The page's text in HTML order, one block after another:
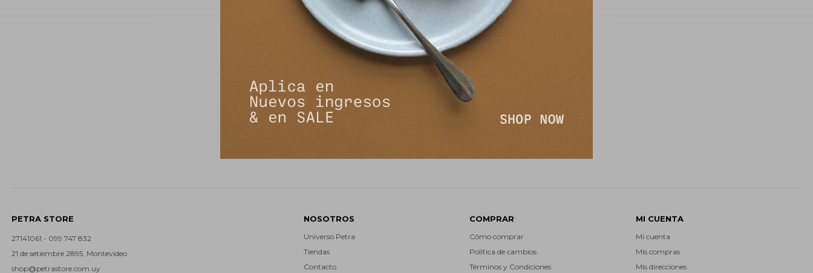
PETRA STORE
27141061 - 099 747 832
21 de setiembre 2895, Montevideo
shop@petrastore.com.uy
NOSOTROS
Universo Petra
Tiendas
Contacto
COMPRAR
Cómo comprar
Política de cambios
Términos y Condiciones
MI CUENTA
Mi cuenta
Mis compras
Mis direcciones
NEWSLETTER
¡Suscribite y recibí todas nuestras novedades!